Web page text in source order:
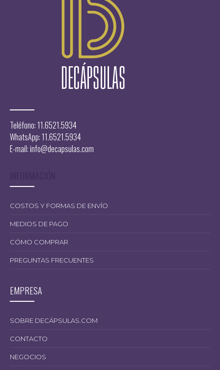
$
Teléfono: 11.6521.5934
WhatsApp: 11.6521.5934
E-mail:info@decapsulas.com
COSTOS Y FORMAS DE ENVÍO
MEDIOS DE PAGO
CÓMO COMPRAR
PREGUNTAS FRECUENTES
EMPRESA
SOBRE DECÁPSULAS.COM
CONTACTO
NEGOCIOS